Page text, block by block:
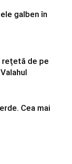
galben în
rețetă de pe
Cea mai